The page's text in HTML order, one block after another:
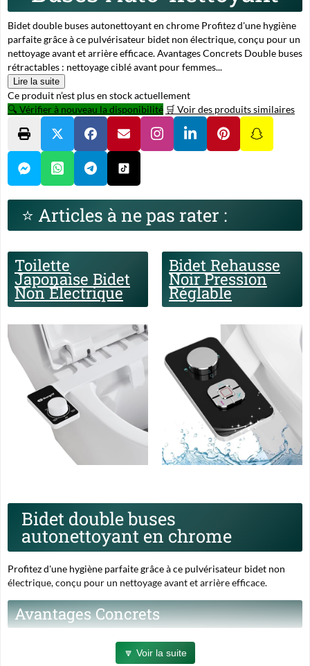
Bidet double buses autonettoyant en chrome Profitez d'une hygiène
parfaite grâce à ce pulvérisateur bidet non électrique, conçu pour un
nettoyage avant et arrière efficace. Avantages Concrets Double buses
rétractables : nettoyage ciblé avant pour femmes...
Lire la suite
Ce produit n’est plus en stock actuellement
🔍 Vérifier à nouveau la disponibilité 🛒 Voir des produits similaires
⭐ Articles à ne pas rater :
Toilette
Japonaise Bidet
Non Électrique
Bidet Rehausse
Noir Pression
Réglable
Bidet double buses
autonettoyant en chrome
Profitez d'une hygiène parfaite grâce à ce pulvérisateur bidet non
électrique, conçu pour un nettoyage avant et arrière efficace.
Avantages Concrets
Double buses rétractables : nettoyage ciblé avant pour femmes et
arrière pour hommes et femmes, pour un confort optimal.
🔽 Voir la suite